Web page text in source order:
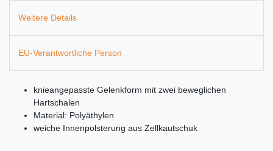
Weitere Details
EU-Verantwortliche Person
knieangepasste Gelenkform mit zwei beweglichen
Hartschalen
Material: Polyäthylen
weiche Innenpolsterung aus Zellkautschuk